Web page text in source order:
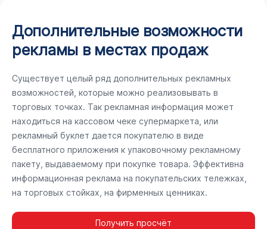
Дополнительные возможности
рекламы в местах продаж
Существует целый ряд дополнительных рекламных
возможностей, которые можно реализовывать в
торговых точках. Так рекламная информация может
находиться на кассовом чеке супермаркета, или
рекламный буклет дается покупателю в виде
бесплатного приложения к упаковочному рекламному
пакету, выдаваемому при покупке товара. Эффективна
информационная реклама на покупательских тележках,
на торговых стойках, на фирменных ценниках.
Получить просчёт